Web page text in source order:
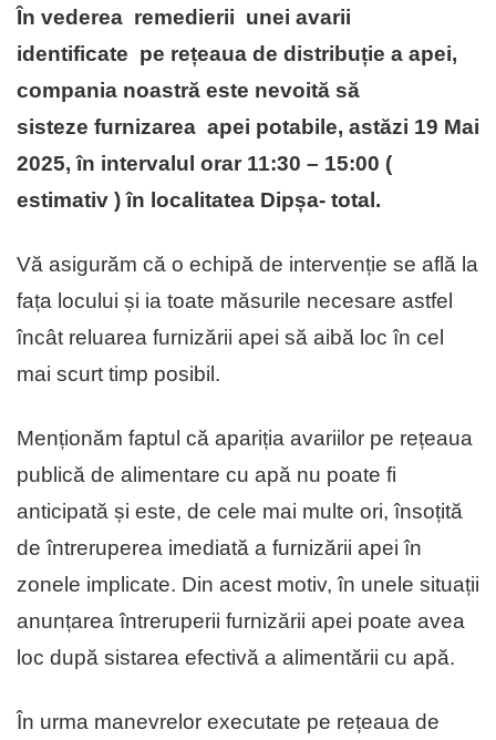
În vederea remedierii unei avarii
identificate pe rețeaua de distribuție a apei,
compania noastră este nevoită să
sisteze furnizarea apei potabile, astăzi 19 Mai
2025, în intervalul orar 11:30 – 15:00 (
estimativ ) în localitatea Dipșa- total.
Vă asigurăm că o echipă de intervenție se află la
fața locului și ia toate măsurile necesare astfel
încât reluarea furnizării apei să aibă loc în cel
mai scurt timp posibil.
Menționăm faptul că apariția avariilor pe rețeaua
publică de alimentare cu apă nu poate fi
anticipată și este, de cele mai multe ori, însoțită
de întreruperea imediată a furnizării apei în
zonele implicate. Din acest motiv, în unele situații
anunțarea întreruperii furnizării apei poate avea
loc după sistarea efectivă a alimentării cu apă.
În urma manevrelor executate pe rețeaua de